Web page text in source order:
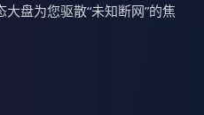
盘为您驱散“未知断网”的焦